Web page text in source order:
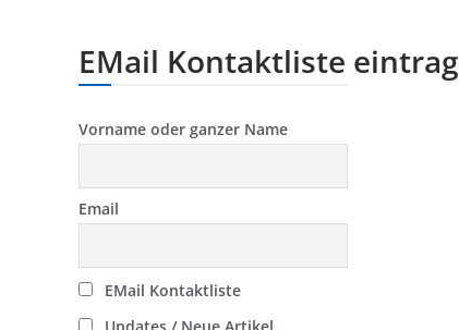
EMail Kontaktliste
Vorname oder ganzer Name
Email
EMail Kontaktliste